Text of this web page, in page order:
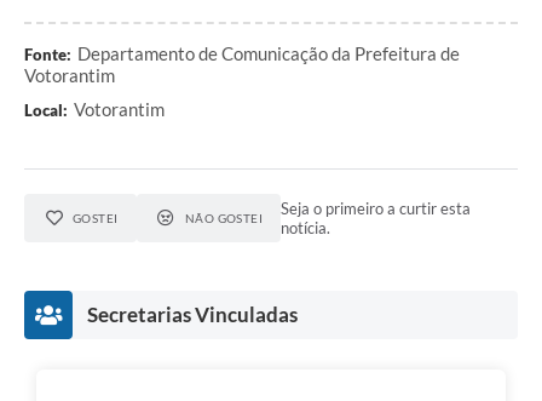
Fonte: Departamento de Comunicação da Prefeitura de
Votorantim
Local: Votorantim
GOSTEI NÃO GOSTEI
Seja o primeiro a curtir esta
notícia.
Secretarias Vinculadas